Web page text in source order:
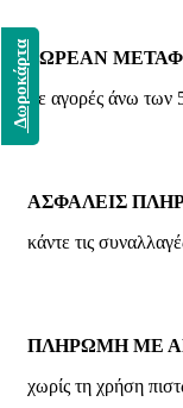
ΔΩΡΕΑΝ
με αγορές άνω των
ΑΣΦΑΛΕΙΣ
κάντε τις
ΠΛΗΡΩΜΗ ΜΕ
χωρίς τη χρήση
Δωροκάρτα